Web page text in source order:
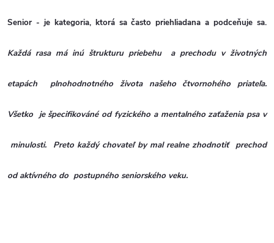
t
o
v
v
á
d
a
c
e
Senior - je kategoria, ktorá sa často priehliadana a podceňuje sa.
Každá rasa má inú štrukturu priebehu a prechodu v životných
etapách plnohodnotného života našeho čtvornohého priateľa.
Všetko je špecifikováné od fyzického a mentalného zaťaženia psa v
minulosti. Preto každý chovateľ by mal realne zhodnotiť prechod
od aktívného do postupného seniorského veku.